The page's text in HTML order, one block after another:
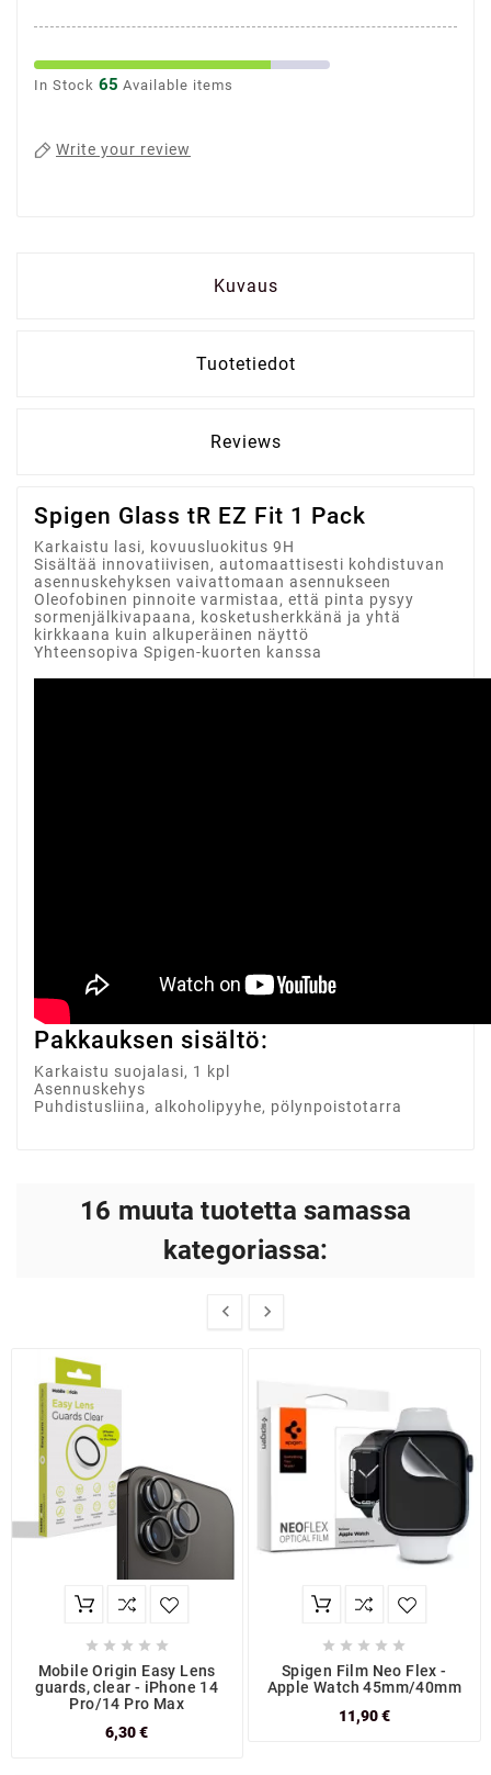
In Stock 65 Available items
Write your review
Kuvaus
Tuotetiedot
Reviews
Spigen Glass tR EZ Fit 1 Pack
Karkaistu lasi, kovuusluokitus 9H
Sisältää innovatiivisen, automaattisesti kohdistuvan
asennuskehyksen vaivattomaan asennukseen
Oleofobinen pinnoite varmistaa, että pinta pysyy
sormenjälkivapaana, kosketusherkkänä ja yhtä
kirkkaana kuin alkuperäinen näyttö
Yhteensopiva Spigen-kuorten kanssa
Pakkauksen sisältö:
Karkaistu suojalasi, 1 kpl
Asennuskehys
Puhdistusliina, alkoholipyyhe, pölynpoistotarra
16 muuta tuotetta samassa
kategoriassa:
 
    
Mobile Origin Easy Lens
guards, clear - iPhone 14
Pro/14 Pro Max
6,30 €
    
Spigen Film Neo Flex -
Apple Watch 45mm/40mm
11,90 €